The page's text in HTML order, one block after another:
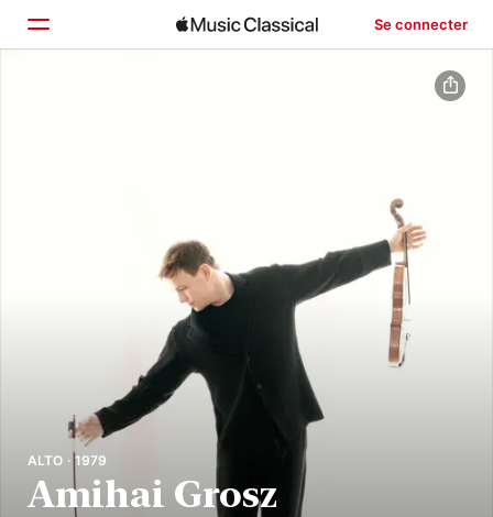
Se connecter
ALTO · 1979
Amihai Grosz